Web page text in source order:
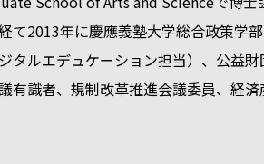
て2013年に慶應義塾大学総合政策学
タルエデュケーション担当）、公益
有識者、規制改革推進会議委員、経済